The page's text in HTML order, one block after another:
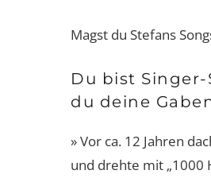
Magst du Stefans
Du bist
du deine
» Vor ca. 12 Jahren
und drehte mit „1000